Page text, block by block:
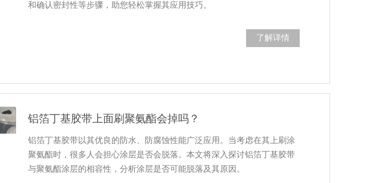
和确认密封性等步骤，助您轻松掌握其应用技巧。
了解详情
铝箔丁基胶带上面刷聚氨酯会掉吗？
铝箔丁基胶带以其优良的防水、防腐蚀性能广泛应用。当考虑在其上刷涂
聚氨酯时，很多人会担心涂层是否会脱落。本文将深入探讨铝箔丁基胶带
与聚氨酯涂层的相容性，分析涂层是否可能脱落及其原因。